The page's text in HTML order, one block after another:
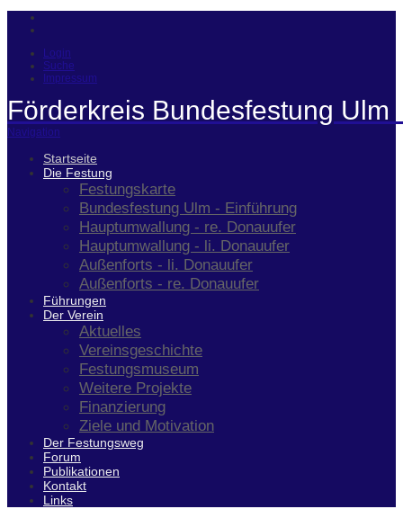
Login
Suche
Impressum
Förderkreis Bundesfestung Ulm
Navigation
Startseite
Die Festung
Festungskarte
Bundesfestung Ulm - Einführung
Hauptumwallung - re. Donauufer
Hauptumwallung - li. Donauufer
Außenforts - li. Donauufer
Außenforts - re. Donauufer
Führungen
Der Verein
Aktuelles
Vereinsgeschichte
Festungsmuseum
Weitere Projekte
Finanzierung
Ziele und Motivation
Der Festungsweg
Forum
Publikationen
Kontakt
Links